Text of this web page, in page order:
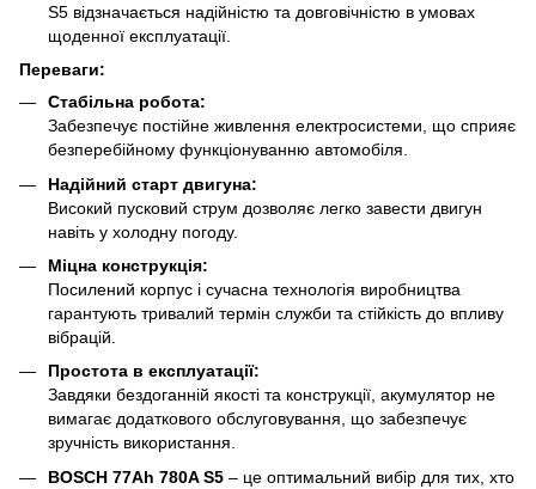
S5 відзначається надійністю та довговічністю в умовах
щоденної експлуатації.
Переваги:
Стабільна робота:
Забезпечує постійне живлення електросистеми, що сприяє
безперебійному функціонуванню автомобіля.
Надійний старт двигуна:
Високий пусковий струм дозволяє легко завести двигун
навіть у холодну погоду.
Міцна конструкція:
Посилений корпус і сучасна технологія виробництва
гарантують тривалий термін служби та стійкість до впливу
вібрацій.
Простота в експлуатації:
Завдяки бездоганній якості та конструкції, акумулятор не
вимагає додаткового обслуговування, що забезпечує
зручність використання.
BOSCH 77Ah 780A S5 – це оптимальний вибір для тих, хто